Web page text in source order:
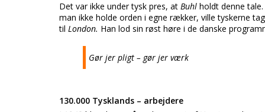
Det var ikke under tysk pres, at Buhl holdt denne
man ikke holde orden i egne rækker, ville tyskerne
til London. Han lod sin røst høre i de danske
Gør jer pligt – gør jer værk
130.000 Tysklands – arbejdere